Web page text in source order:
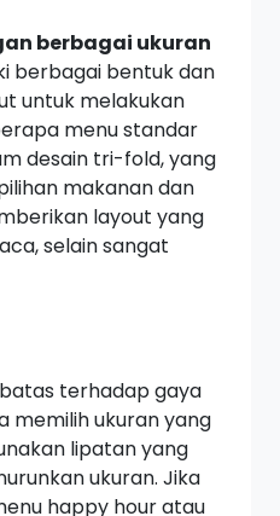
berbagai ukuran
berbagai bentuk dan
untuk melakukan
menu standar
desain tri-fold,yang
makanan dan
layout yang
selain sangat
terhadap gaya
memilih ukuran yang
lipatan yang
ukuran. Jika
happy houratau